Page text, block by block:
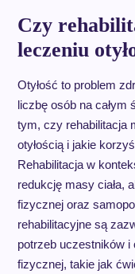
Czy
leczeniu
Otyłość to problem
liczbę osób na całym
tym, czy rehabilitacja
otyłością i jakie
Rehabilitacja w
redukcję masy ciała,
fizycznej oraz
rehabilitacyjne są
potrzeb uczestników
fizycznej, takie jak